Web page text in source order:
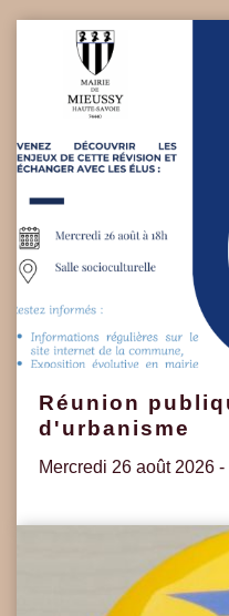
Réunion
d'urbanisme
Mercredi 26 août 2026